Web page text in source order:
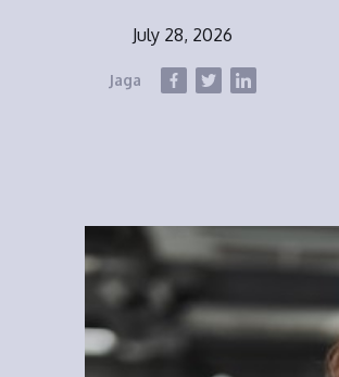
July 28, 2026
Jaga